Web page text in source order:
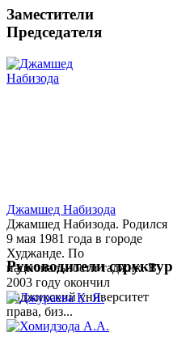
Заместители
Председателя
Джамшед Набизода
Джамшед Набизода. Родился
9 мая 1981 года в городе
Худжанде. По
национальности таджик. В
2003 году окончил
Таджикский университет
права, биз...
Руководители структур